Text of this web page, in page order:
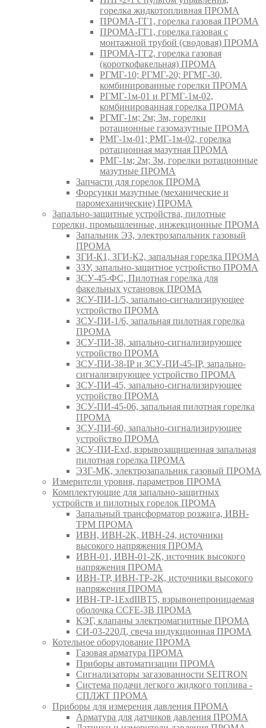
горелка жидкотопливная ПРОМА
ПРОМА-ГГ1, горелка газовая ПРОМА
ПРОМА-ГГ1, горелка газовая с
монтажной трубой (сводовая) ПРОМА
ПРОМА-ГГ2, горелка газовая
(короткофакельная) ПРОМА
РГМГ-10; РГМГ-20; РГМГ-30,
комбинированные горелки ПРОМА
РГМГ-1м-01 и РГМГ-1м-02,
комбинированная горелка ПРОМА
РГМГ-1м; 2м; 3м, горелки
ротационные газомазутные ПРОМА
РМГ-1м-01; РМГ-1м-02, горелка
ротационная мазутная ПРОМА
РМГ-1м; 2м; 3м, горелки ротационные
мазутные ПРОМА
Запчасти для горелок ПРОМА
Форсунки мазутные (механические и
паромеханические) ПРОМА
Запально-защитные устройства, пилотные
горелки, промышленные, инжекционные ПРОМА
Запальник ЭЗ, электрозапальник газовый
ПРОМА
ЗГИ-К1, ЗГИ-К2, запальная горелка ПРОМА
ЗЗУ, запально-защитное устройство ПРОМА
ЗСУ-45-ФС, Пилотная горелка для
факельных установок ПРОМА
ЗСУ-ПИ-1/5, запально-сигнализирующее
устройство ПРОМА
ЗСУ-ПИ-1/6, запальная пилотная горелка
ПРОМА
ЗСУ-ПИ-38, запально-сигнализирующее
устройство ПРОМА
ЗСУ-ПИ-38-IP и ЗСУ-ПИ-45-IP, запально-
сигнализирующее устройство ПРОМА
ЗСУ-ПИ-45, запально-сигнализирующее
устройство ПРОМА
ЗСУ-ПИ-45-06, запальная пилотная горелка
ПРОМА
ЗСУ-ПИ-60, запально-сигнализирующее
устройство ПРОМА
ЗСУ-ПИ-Exd, взрывозащищенная запальная
пилотная горелка ПРОМА
ЭЗГ-МК, электрозапальник газовый ПРОМА
Измерители уровня, параметров ПРОМА
Комплектующие для запально-защитных
устройств и пилотных горелок ПРОМА
Запальный трансформатор розжига, ИВН-
ТРМ ПРОМА
ИВН, ИВН-2К, ИВН-24, источники
высокого напряжения ПРОМА
ИВН-01, ИВН-01-2К, источник высокого
напряжения ПРОМА
ИВН-ТР, ИВН-ТР-2К, источники высокого
напряжения ПРОМА
ИВН-ТР-1ExdIIBT5, взрывонепроницаемая
оболочка CCFE-3B ПРОМА
КЭГ, клапаны электромагнитные ПРОМА
СИ-03-220Д, свеча индукционная ПРОМА
Котельное оборудование ПРОМА
Газовая арматура ПРОМА
Приборы автоматизации ПРОМА
Сигнализаторы загазованности SEITRON
Система подачи легкого жидкого топлива -
СПЛЖТ ПРОМА
Приборы для измерения давления ПРОМА
Арматура для датчиков давления ПРОМА